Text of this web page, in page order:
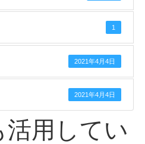
1
2021年4月4日
2021年4月4日
活用してい